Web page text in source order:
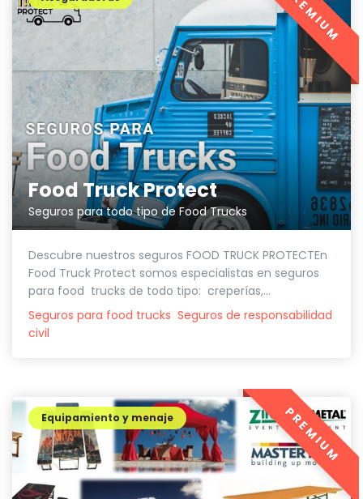
Food Truck Protect
Seguros para todo tipo de Food Trucks
Descubre nuestros seguros FOOD TRUCK PROTECTEn
Food Truck Protect somos especialistas en seguros
para food trucks de todo tipo: creperías,...
Seguros para food trucks Seguros de responsabilidad
civil
PREMIUM
Equipamiento y menaje PREMIUM